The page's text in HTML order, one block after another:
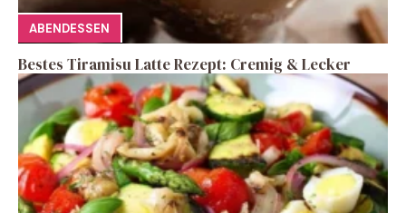
ABENDESSEN
Bestes Tiramisu Latte Rezept: Cremig & Lecker